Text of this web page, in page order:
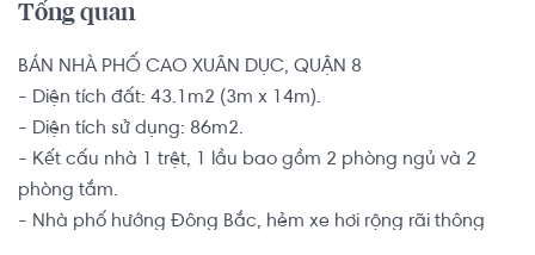
Tổng quan
BÁN NHÀ PHỐ CAO XUÂN DỤC, QUẬN 8
- Diện tích đất: 43.1m2 (3m x 14m).
- Diện tích sử dụng: 86m2.
- Kết cấu nhà 1 trệt, 1 lầu bao gồm 2 phòng ngủ và 2
phòng tắm.
- Nhà phố hướng Đông Bắc, hẻm xe hơi rộng rãi thông